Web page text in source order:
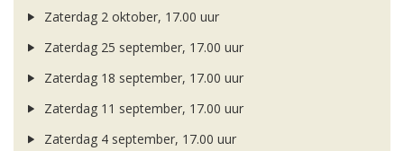
Zaterdag 2 oktober, 17.00 uur
Zaterdag 25 september, 17.00 uur
Zaterdag 18 september, 17.00 uur
Zaterdag 11 september, 17.00 uur
Zaterdag 4 september, 17.00 uur